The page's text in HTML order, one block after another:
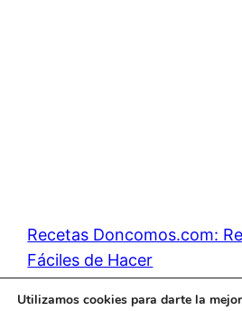
Recetas Doncomos.com:
Fáciles de Hacer
Utilizamos cookies para darte la